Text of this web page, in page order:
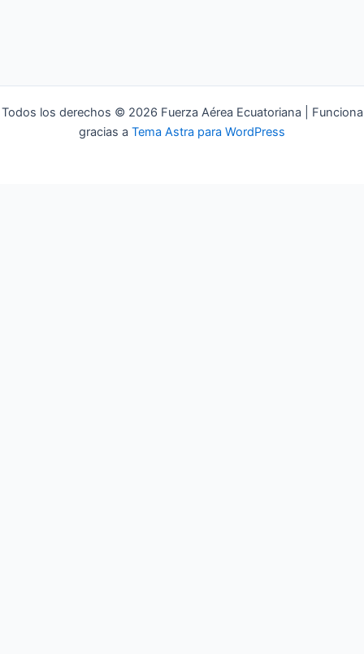
Todos los derechos © 2026 Fuerza Aérea Ecuatoriana | Funciona
gracias a Tema Astra para WordPress